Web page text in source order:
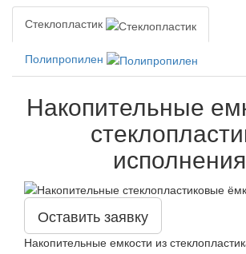
Стеклопластик
Полипропилен
Накопительные
исполнения
Оставить заявку
Накопительные емкости из